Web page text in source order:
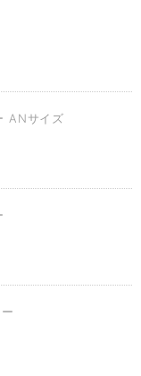
ANサイズ